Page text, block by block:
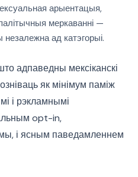
арыентацыя,
меркаванні —
ад катэгорыі.
адпаведны мексіканскі
як мінімум паміж
і рэкламнымі
opt-in,
і ясным паведамленнем